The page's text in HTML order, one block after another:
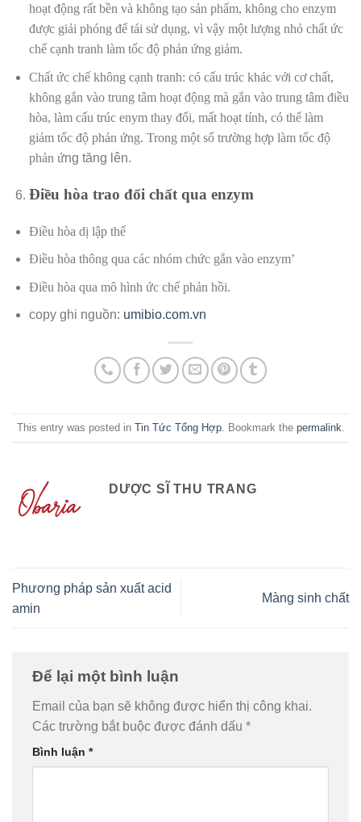
hoạt động rất bền và không tạo sản phẩm, không cho enzym
được giải phóng để tái sử dụng, vì vậy một lượng nhỏ chất ức
chế cạnh tranh làm tốc độ phản ứng giảm.
Chất ức chế không cạnh tranh: có cấu trúc khác với cơ chất,
không gắn vào trung tâm hoạt động mà gắn vào trung tâm điều
hòa, làm cấu trúc enym thay đổi, mất hoạt tính, có thể làm
giảm tốc độ phản ứng. Trong một số trường hợp làm tốc độ
phản ứng tăng lên.
Điều hòa trao đổi chất qua enzym
Điều hòa dị lập thể
Điều hòa thông qua các nhóm chức gắn vào enzym’
Điều hòa qua mô hình ức chế phản hồi.
copy ghi nguồn: umibio.com.vn
This entry was posted in Tin Tức Tổng Hợp. Bookmark the permalink
DƯỢC SĨ THU TRANG
Phương pháp sản xuất acid
amin
Màng sinh chất
Để lại một bình luận
Email của bạn sẽ không được hiển thị công khai.
Các trường bắt buộc được đánh dấu *
Bình luận *